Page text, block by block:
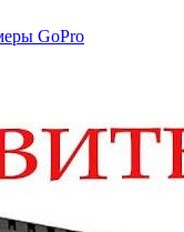
GoPro